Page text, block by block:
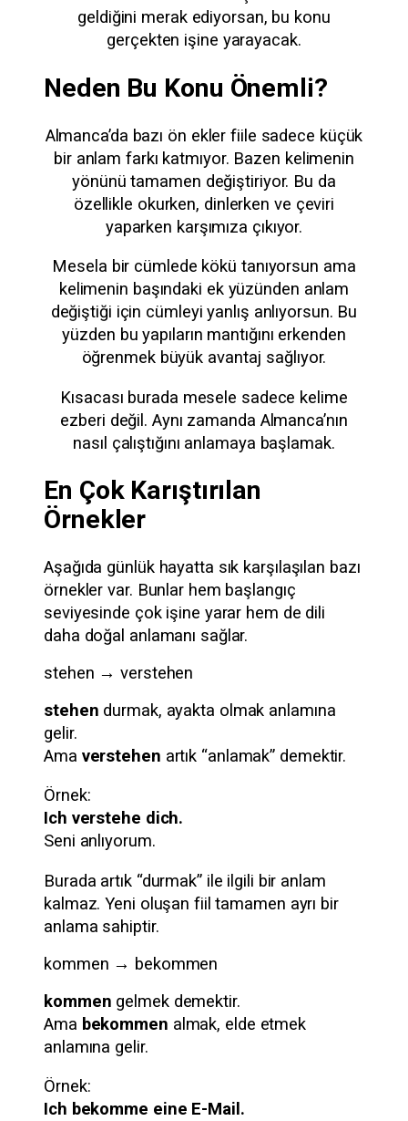
geldiğini merak ediyorsan, bu konu
gerçekten işine yarayacak.
Neden Bu Konu Önemli?
Almanca’da bazı ön ekler fiile sadece küçük
bir anlam farkı katmıyor. Bazen kelimenin
yönünü tamamen değiştiriyor. Bu da
özellikle okurken, dinlerken ve çeviri
yaparken karşımıza çıkıyor.
Mesela bir cümlede kökü tanıyorsun ama
kelimenin başındaki ek yüzünden anlam
değiştiği için cümleyi yanlış anlıyorsun. Bu
yüzden bu yapıların mantığını erkenden
öğrenmek büyük avantaj sağlıyor.
Kısacası burada mesele sadece kelime
ezberi değil. Aynı zamanda Almanca’nın
nasıl çalıştığını anlamaya başlamak.
En Çok Karıştırılan
Örnekler
Aşağıda günlük hayatta sık karşılaşılan bazı
örnekler var. Bunlar hem başlangıç
seviyesinde çok işine yarar hem de dili
daha doğal anlamanı sağlar.
stehen → verstehen
stehen durmak, ayakta olmak anlamına
gelir.
Ama verstehen artık “anlamak” demektir.
Örnek:
Ich verstehe dich.
Seni anlıyorum.
Burada artık “durmak” ile ilgili bir anlam
kalmaz. Yeni oluşan fiil tamamen ayrı bir
anlama sahiptir.
kommen → bekommen
kommen gelmek demektir.
Ama bekommen almak, elde etmek
anlamına gelir.
Örnek:
Ich bekomme eine E-Mail.